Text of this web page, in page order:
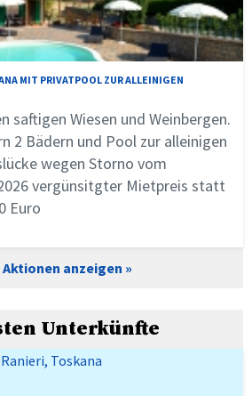
MIT PRIVATPOOL ZUR ALLEINIGEN
saftigen Wiesen und Weinbergen.
2 Bädern und Pool zur alleinigen
wegen Storno vom
vergünsitgter Mietpreis statt
Euro
anzeigen
Unterkünfte